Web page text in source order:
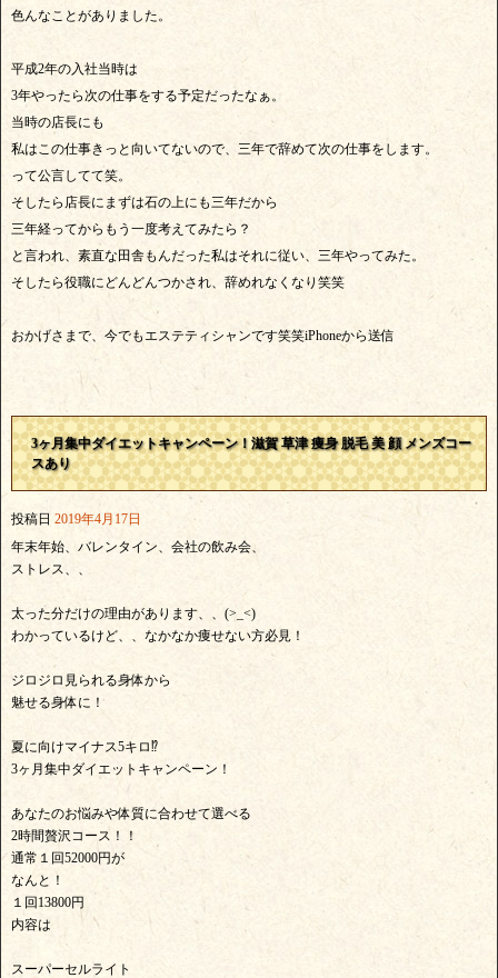
色んなことがありました。
平成2年の入社当時は
3年やったら次の仕事をする予定だったなぁ。
当時の店長にも
私はこの仕事きっと向いてないので、三年で辞めて次の仕事をします。
って公言してて笑。
そしたら店長にまずは石の上にも三年だから
三年経ってからもう一度考えてみたら？
と言われ、素直な田舎もんだった私はそれに従い、三年やってみた。
そしたら役職にどんどんつかされ、辞めれなくなり笑笑
おかげさまで、今でもエステティシャンです笑笑iPhoneから送信
3ヶ月集中ダイエットキャンペーン！滋賀 草津 痩身 脱毛 美 顔 メンズコー
スあり
投稿日 2019年4月17日
年末年始、バレンタイン、会社の飲み会、
ストレス、、
太った分だけの理由があります、、(>_<)
わかっているけど、、なかなか痩せない方必見！
ジロジロ見られる身体から
魅せる身体に！
夏に向けマイナス5キロ⁉︎
3ヶ月集中ダイエットキャンペーン！
あなたのお悩みや体質に合わせて選べる
2時間贅沢コース！！
通常１回52000円が
なんと！
１回13800円
内容は
スーパーセルライト